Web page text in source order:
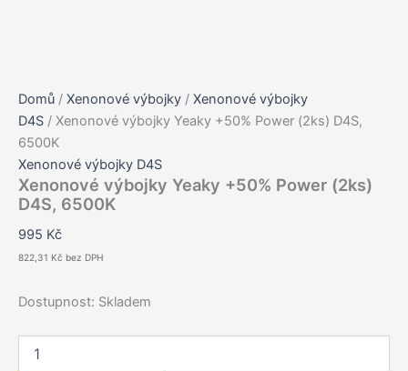
Domů / Xenonové výbojky / Xenonové výbojky
D4S / Xenonové výbojky Yeaky +50% Power (2ks) D4S,
6500K
Xenonové výbojky D4S
Xenonové výbojky Yeaky +50% Power (2ks)
D4S, 6500K
995 Kč
822,31 Kč bez DPH
Dostupnost: Skladem
výbojky